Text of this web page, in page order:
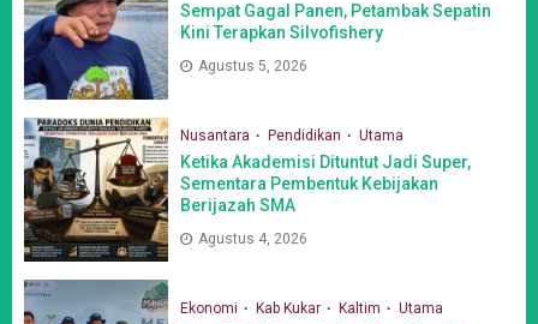
Sempat Gagal Panen, Petambak Sepatin
Kini Terapkan Silvofishery
Agustus 5, 2026
Nusantara Pendidikan Utama
Ketika Akademisi Dituntut Jadi Super,
Sementara Pembentuk Kebijakan
Berijazah SMA
Agustus 4, 2026
Ekonomi Kab Kukar Kaltim Utama